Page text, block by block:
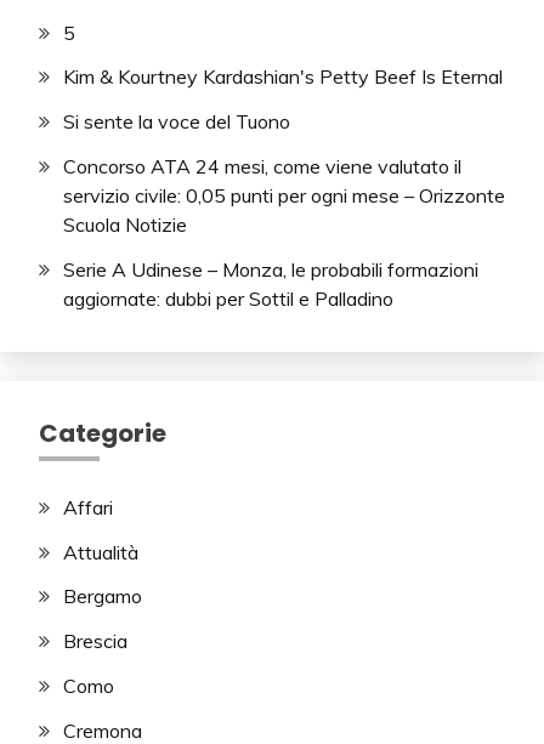
5
Kim & Kourtney Kardashian's Petty Beef Is Eternal
Si sente la voce del Tuono
Concorso ATA 24 mesi, come viene valutato il
servizio civile: 0,05 punti per ogni mese – Orizzonte
Scuola Notizie
Serie A Udinese – Monza, le probabili formazioni
aggiornate: dubbi per Sottil e Palladino
Categorie
Affari
Attualità
Bergamo
Brescia
Como
Cremona